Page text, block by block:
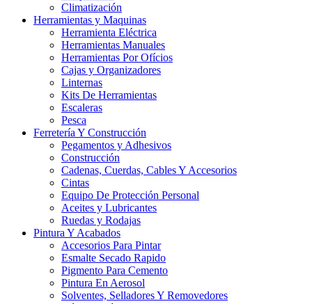
Climatización
Herramientas y Maquinas
Herramienta Eléctrica
Herramientas Manuales
Herramientas Por Ofícios
Cajas y Organizadores
Linternas
Kits De Herramientas
Escaleras
Pesca
Ferretería Y Construcción
Pegamentos y Adhesivos
Construcción
Cadenas, Cuerdas, Cables Y Accesorios
Cintas
Equipo De Protección Personal
Aceites y Lubricantes
Ruedas y Rodajas
Pintura Y Acabados
Accesorios Para Pintar
Esmalte Secado Rapido
Pigmento Para Cemento
Pintura En Aerosol
Solventes, Selladores Y Removedores